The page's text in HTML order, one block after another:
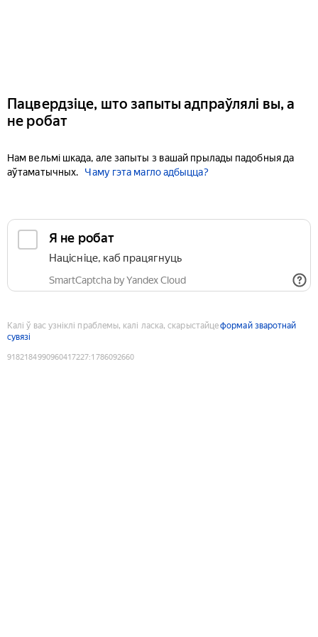
Пацвердзіце, што запыты адпраўлялі вы, а
не робат
Нам вельмі шкада, але запыты з вашай прылады падобныя да
аўтаматычных.
Чаму гэта магло адбыцца?
Я не робат
Націсніце, каб працягнуць
SmartCaptcha by Yandex Cloud
Калі ў вас узніклі праблемы, калі ласка, скарыстайцеформай зваротнай
сувязі
9182184990960417227:1786092660